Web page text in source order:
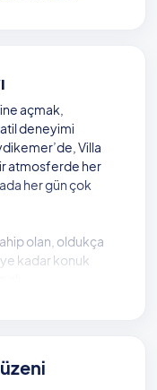
açmak,
deneyimi
Villa
atmosferde her
her gün çok
olan, oldukça
kadar konuk
ile stres atmak
tasarımındaki